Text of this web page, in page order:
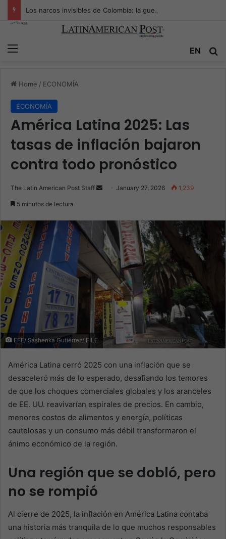
Menu EN
Home / ECONOMÍA
ECONOMÍA
América Latina 2025: Las
tasas de inflación bajaron
contra todo pronóstico
The Latin American Post Staff
SendJanuary 27, 2026 1,239
5 minutos de lectura
EFE/ Sáshenka Gutiérrez/ FILE
América Latina cerró 2025 con una inflación que se
desaceleró más de lo esperado, desafiando los temores
de que los choques comerciales globales y los aranceles
de EE. UU. reavivarían espirales de precios. En cambio,
menores costos de alimentos y energía, políticas
cautelosas y un consumo más débil transformaron el
ánimo económico de la región.
Una región que se dobló, pero
no se rompió
Al cierre de 2025, la inflación en América Latina contaba
una historia más tranquila de lo que muchos responsables